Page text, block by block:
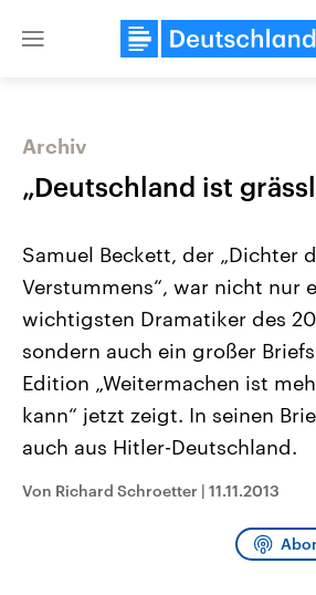
Close
Landtagswahl Sachsen-Anhalt
2026
Alle Informationen
Sachsen-Anhalt wählt am 6.
September 2026 einen neuen
Bundesland von einer Koalition aus
Wahlprogramme, aktuelle Berichte
und Hintergründe zu den Parteien
Programm
Archiv
„Deutschland ist
Samuel Beckett, der „Dichter
Verstummens“, war nicht nur
wichtigsten Dramatiker des
sondern auch ein großer
Edition „Weitermachen ist
kann“ jetzt zeigt. In seinen
auch aus Hitler-Deutschland.
Von Richard Schroetter | 11.11.2013